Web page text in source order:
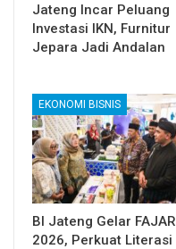
Jateng Incar Peluang
Investasi IKN, Furnitur
Jepara Jadi Andalan
EKONOMI BISNIS
BI Jateng Gelar FAJAR
2026, Perkuat Literasi